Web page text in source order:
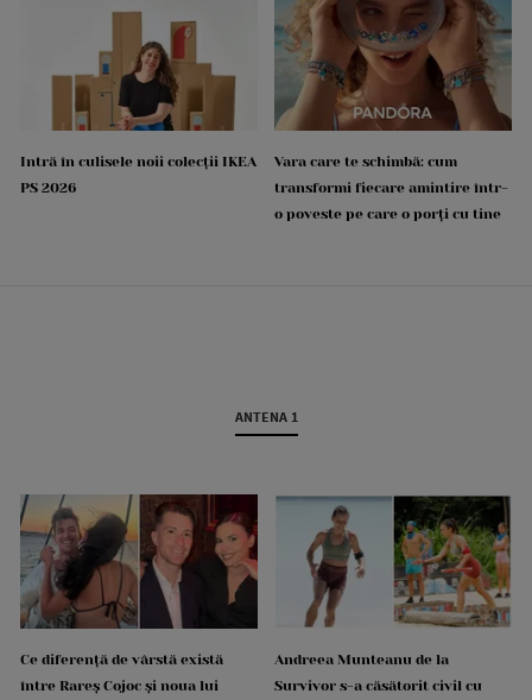
Intră în culisele noii colecții IKEA
PS 2026
Vara care te schimbă: cum
transformi fiecare amintire într-
o poveste pe care o porți cu tine
ANTENA 1
Ce diferență de vârstă există
între Rareș Cojoc și noua lui
Andreea Munteanu de la
Survivor s-a căsătorit civil cu